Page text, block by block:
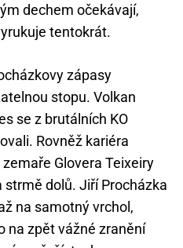
dechem očekávají,
tentokrát.
zápasy
stopu. Volkan
se z brutálních KO
Rovněž kariéra
Glovera Teixeiry
dolů. Jiří Procházka
na samotný vrchol,
na zpět vážné zranění